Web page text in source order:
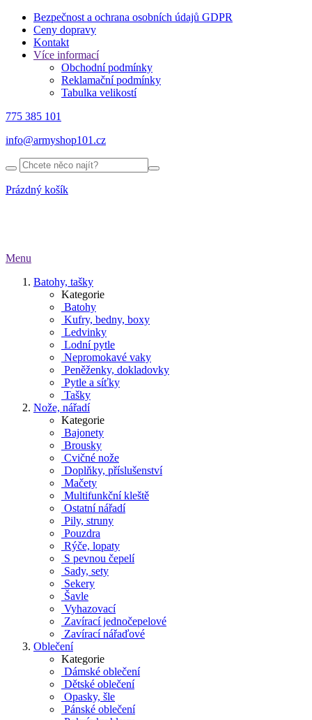
Bezpečnost a ochrana osobních údajů GDPR
Ceny dopravy
Kontakt
Více informací
Obchodní podmínky
Reklamační podmínky
Tabulka velikostí
775 385 101
info@armyshop101.cz
Prázdný košík
Menu
Batohy, tašky
Kategorie
Batohy
Kufry, bedny, boxy
Ledvinky
Lodní pytle
Nepromokavé vaky
Peněženky, dokladovky
Pytle a síťky
Tašky
Nože, nářadí
Kategorie
Bajonety
Brousky
Cvičné nože
Doplňky, příslušenství
Mačety
Multifunkční kleště
Ostatní nářadí
Pily, struny
Pouzdra
Rýče, lopaty
S pevnou čepelí
Sady, sety
Sekery
Šavle
Vyhazovací
Zavírací jednočepelové
Zavírací nářaďové
Oblečení
Kategorie
Dámské oblečení
Dětské oblečení
Opasky, šle
Pánské oblečení